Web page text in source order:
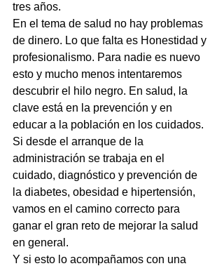
tres años.
En el tema de salud no hay problemas
de dinero. Lo que falta es Honestidad y
profesionalismo. Para nadie es nuevo
esto y mucho menos intentaremos
descubrir el hilo negro. En salud, la
clave está en la prevención y en
educar a la población en los cuidados.
Si desde el arranque de la
administración se trabaja en el
cuidado, diagnóstico y prevención de
la diabetes, obesidad e hipertensión,
vamos en el camino correcto para
ganar el gran reto de mejorar la salud
en general.
Y si esto lo acompañamos con una